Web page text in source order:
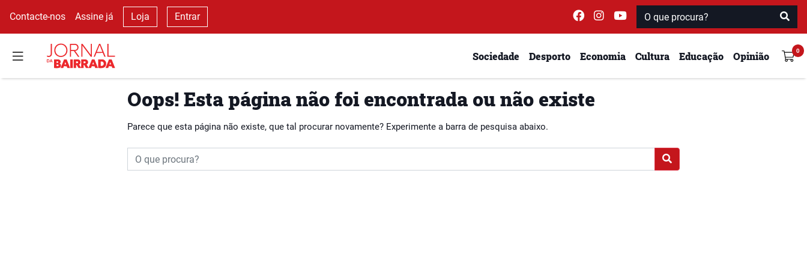
Contacte-nos Assine já Loja Entrar
Sociedade Desporto Economia Cultura Educação Opinião
Oops! Esta página não foi encontrada ou não existe
Parece que esta página não existe, que tal procurar novamente? Experimente a barra de pesquisa abaixo.